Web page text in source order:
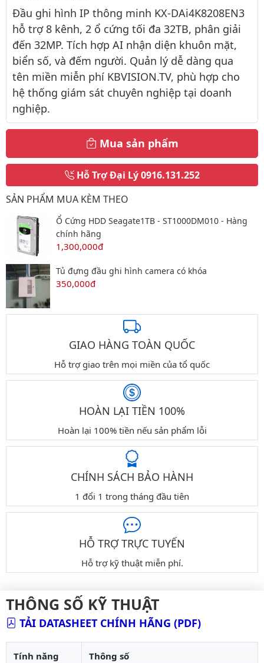
Đầu ghi hình IP thông minh KX-DAi4K8208EN3
hỗ trợ 8 kênh, 2 ổ cứng tối đa 32TB, phân giải
đến 32MP. Tích hợp AI nhận diện khuôn mặt,
biển số, và đếm người. Quản lý dễ dàng qua
tên miền miễn phí KBVISION.TV, phù hợp cho
hệ thống giám sát chuyên nghiệp tại doanh
nghiệp.
Mua sản phẩm
Hỗ Trợ Đại Lý0916.131.252
SẢN PHẨM MUA KÈM THEO
Ổ Cứng HDD Seagate1TB - ST1000DM010 - Hàng
chính hãng
1,300,000đ
Tủ đựng đầu ghi hình camera có khóa
350,000đ
GIAO HÀNG TOÀN QUỐC
Hỗ trợ giao trên mọi miền của tổ quốc
HOÀN LẠI TIỀN 100%
Hoàn lại 100% tiền nếu sản phẩm lỗi
CHÍNH SÁCH BẢO HÀNH
1 đổi 1 trong tháng đầu tiên
HỖ TRỢ TRỰC TUYẾN
Hỗ trợ kỹ thuật miễn phí.
THÔNG SỐ KỸ THUẬT
TẢI DATASHEET CHÍNH HÃNG (PDF)
Tính năng Thông số